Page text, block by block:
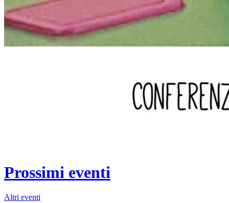
Prossimi eventi
Altri eventi